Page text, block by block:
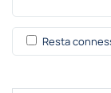
Resta